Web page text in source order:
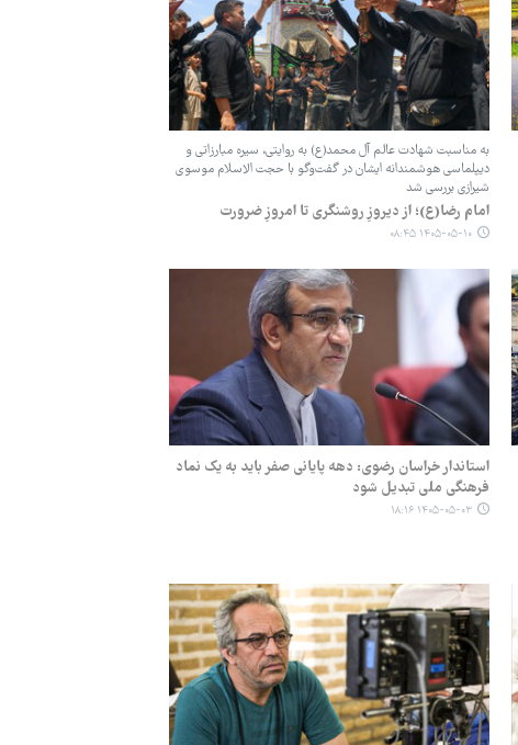
به مناسبت شهادت عالم آل محمد(ع) به روایتی، سیره مبارزاتی و
دیپلماسی هوشمندانه ایشان در گفت‌وگو با حجت الاسلام موسوی
شیرازی بررسی شد
امام رضا(ع)؛ از دیروزِ روشنگری تا امروزِ ضرورت
۱۴۰۵-۰۵-۱۰ ۰۸:۴۵
استاندار خراسان رضوی: دهه پایانی صفر باید به یک نماد
فرهنگی ملی تبدیل شود
۱۴۰۵-۰۵-۰۳ ۱۸:۱۶